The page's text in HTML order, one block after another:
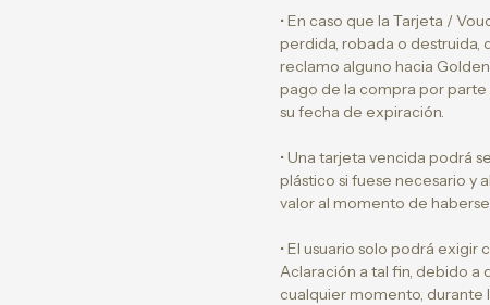
• En caso que la Tarjeta /
perdida, robada o destruida,
reclamo alguno hacia
pago de la compra por parte
su fecha de expiración.
• Una tarjeta vencida podrá
plástico si fuese necesario y
valor al momento de
• El usuario solo podrá
Aclaración a tal fin, debido a
cualquier momento, durante